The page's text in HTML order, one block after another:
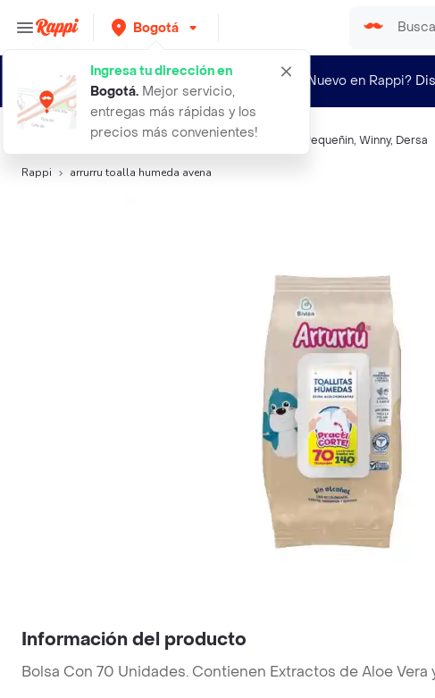
Bogotá
Ingresa tu dirección en
Bogotá. Mejor servicio,
entregas más rápidas y los
precios más convenientes!
¿Nuevo en Rappi?
Búsquedas relacionadas:Toallitas humedas, Pequeñin, Winny, Dersa
Rappi arrurru toalla humeda avena
Información del producto
Bolsa Con 70 Unidades. Contienen Extractos de Aloe